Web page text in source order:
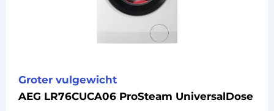
Groter vulgewicht
AEG LR76CUCA06 ProSteam UniversalDose